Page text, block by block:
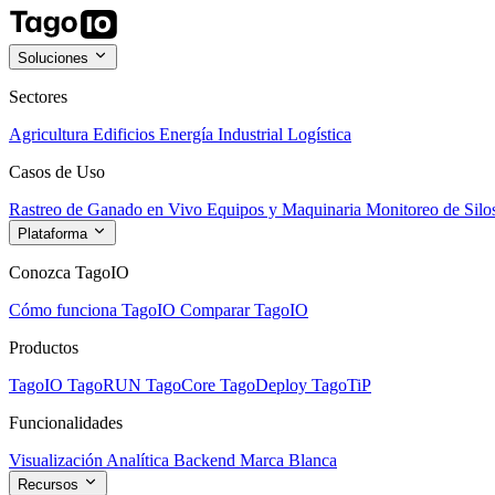
Soluciones
Sectores
Agricultura Edificios Energía Industrial Logística
Casos de Uso
Rastreo de Ganado en Vivo Equipos y Maquinaria Monitoreo de
Plataforma
Conozca TagoIO
Cómo funciona TagoIO Comparar TagoIO
Productos
TagoIO TagoRUN TagoCore TagoDeploy TagoTiP
Funcionalidades
Visualización Analítica Backend Marca Blanca
Recursos